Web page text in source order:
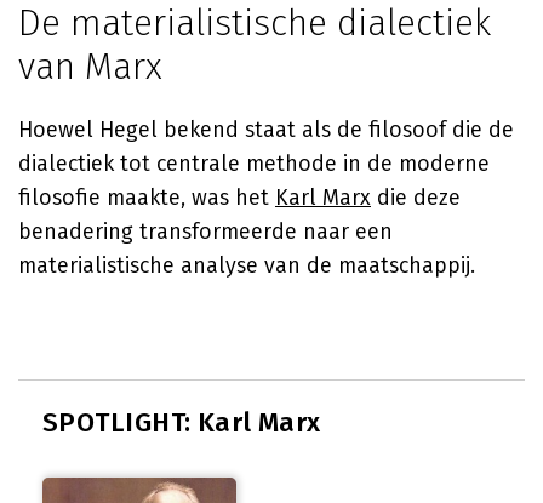
De materialistische dialectiek
van Marx
Hoewel Hegel bekend staat als de filosoof die de
dialectiek tot centrale methode in de moderne
filosofie maakte, was het Karl Marx die deze
benadering transformeerde naar een
materialistische analyse van de maatschappij.
SPOTLIGHT: Karl Marx